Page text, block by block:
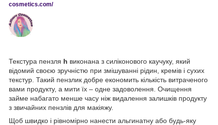
cosmetics.com/
Текстура пензля h виконана з силіконового каучуку, який
відомий своєю зручністю при змішуванні рідин, кремів і сухих
текстур. Такий пензлик добре економить кількість витраченого
вами продукту, а мити їх – одне задоволення. Очищення
займе набагато менше часу ніж видалення залишків продукту
з звичайних пензлів для макіяжу.
Щоб швидко і рівномірно нанести альгинатну або будь-яку